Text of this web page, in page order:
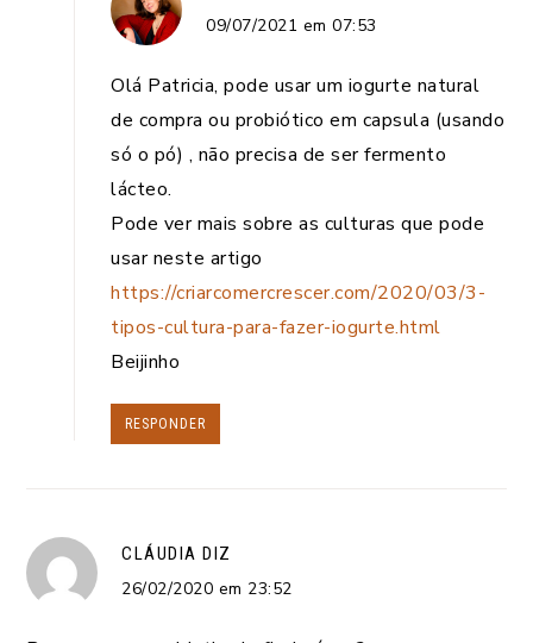
09/07/2021 em 07:53
Olá Patricia, pode usar um iogurte natural
de compra ou probiótico em capsula (usando
só o pó) , não precisa de ser fermento
lácteo.
Pode ver mais sobre as culturas que pode
usar neste artigo
https://criarcomercrescer.com/2020/03/3-
tipos-cultura-para-fazer-iogurte.html
Beijinho
RESPONDER
CLÁUDIA DIZ
26/02/2020 em 23:52